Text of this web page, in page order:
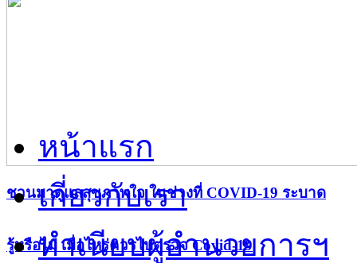
ชวนมาดูแลสุขภาพใจ ในช่วงที่ COVID-19 ระบาด
รู้หรือไม่ เมื่อไหร่ควรไปตรวจ Covid-19
หน้าแรก
เกี่ยวกับเรา
ทำเนียบผู้อำนวยการฯ